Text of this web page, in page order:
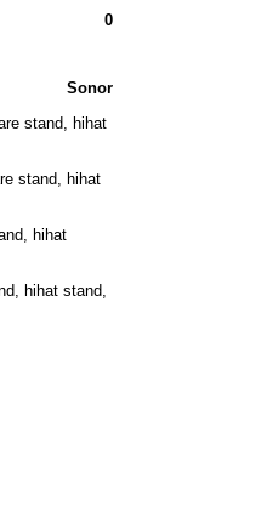
0
Sonor
stand, hihat
stand, hihat
hihat
hihat stand,